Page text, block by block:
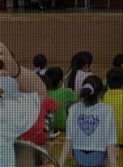
茨城県 埼玉県
京都府 島根県
検索